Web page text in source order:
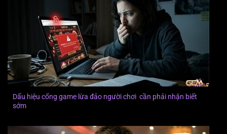
Dấu hiệu cổng game lừa đảo người chơi cần phải nhận biết
sớm